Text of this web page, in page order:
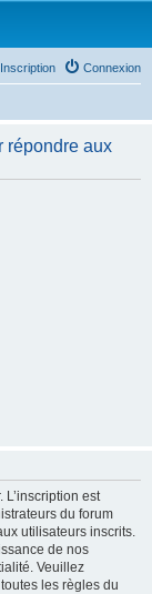
Connexion
Inscription
répondre aux
est
du forum
utilisateurs inscrits.
de nos
Veuillez
les règles du